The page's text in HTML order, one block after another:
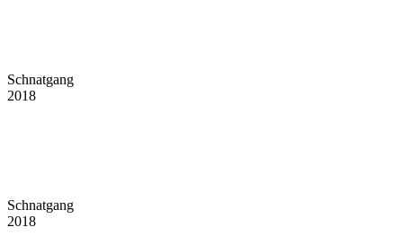
Schnatgang
2018
Schnatgang
2018